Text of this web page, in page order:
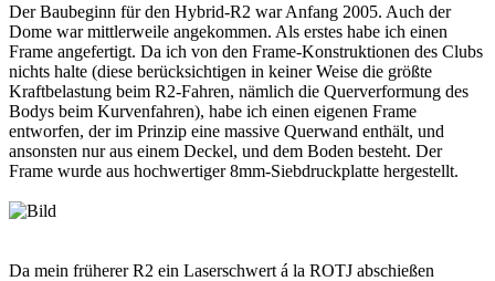
Der Baubeginn für den Hybrid-R2 war Anfang 2005. Auch der
Dome war mittlerweile angekommen. Als erstes habe ich einen
Frame angefertigt. Da ich von den Frame-Konstruktionen des Clubs
nichts halte (diese berücksichtigen in keiner Weise die größte
Kraftbelastung beim R2-Fahren, nämlich die Querverformung des
Bodys beim Kurvenfahren), habe ich einen eigenen Frame
entworfen, der im Prinzip eine massive Querwand enthält, und
ansonsten nur aus einem Deckel, und dem Boden besteht. Der
Frame wurde aus hochwertiger 8mm-Siebdruckplatte hergestellt.
Da mein früherer R2 ein Laserschwert á la ROTJ abschießen